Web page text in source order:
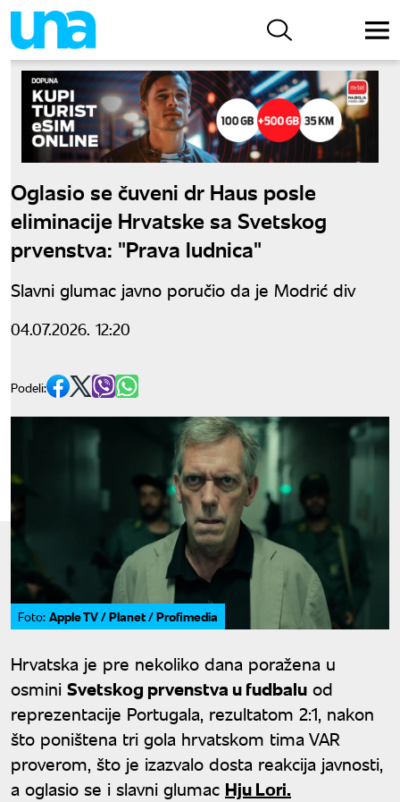
Oglasio se čuveni dr Haus posle
eliminacije Hrvatske sa Svetskog
prvenstva: "Prava ludnica"
Slavni glumac javno poručio da je Modrić div
04.07.2026. 12:20
Podeli:
Foto: Apple TV / Planet / Profimedia
Hrvatska je pre nekoliko dana poražena u
osmini Svetskog prvenstva u fudbalu od
reprezentacije Portugala, rezultatom 2:1, nakon
što poništena tri gola hrvatskom tima VAR
proverom, što je izazvalo dosta reakcija javnosti,
a oglasio se i slavni glumac Hju Lori.